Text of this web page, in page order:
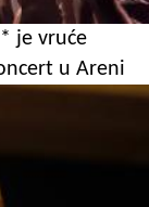
je vruće
u Areni